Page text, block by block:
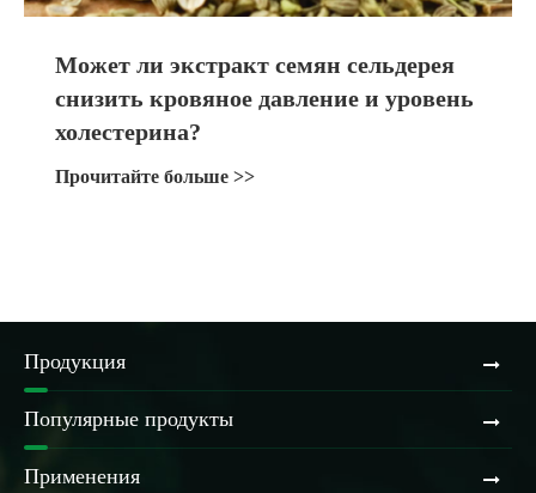
Может ли экстракт семян сельдерея
снизить кровяное давление и уровень
холестерина?
Прочитайте больше >>
Продукция
Популярные продукты
Применения